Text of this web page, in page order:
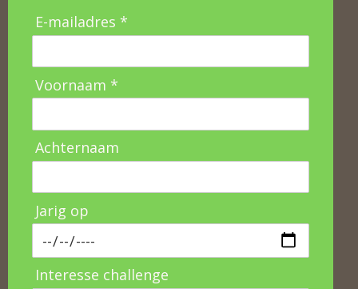
E-mailadres *
Voornaam *
Achternaam
Jarig op
Interesse challenge